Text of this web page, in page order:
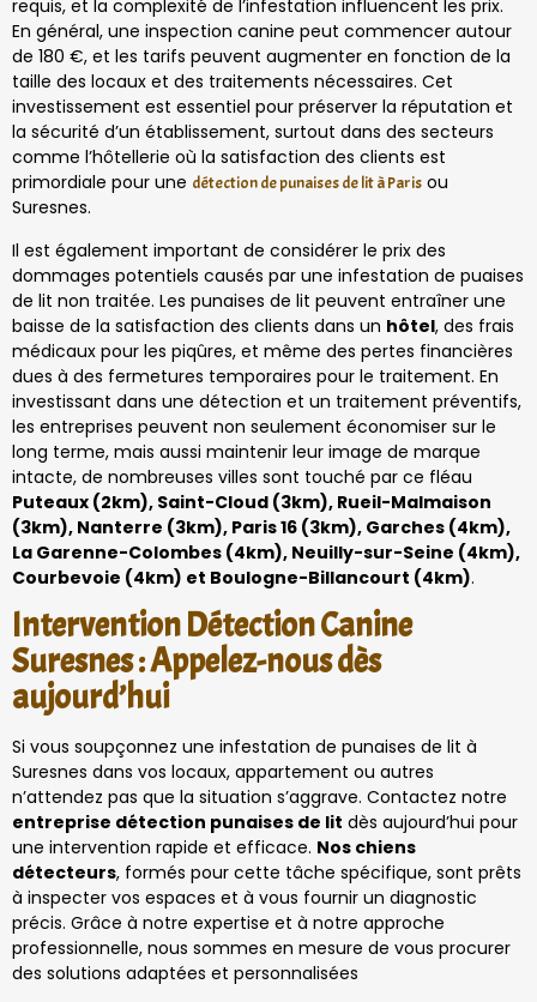
requis, et la complexité de l’infestation influencent les prix.
En général, une inspection canine peut commencer autour
de 180 €, et les tarifs peuvent augmenter en fonction de la
taille des locaux et des traitements nécessaires. Cet
investissement est essentiel pour préserver la réputation et
la sécurité d’un établissement, surtout dans des secteurs
comme l’hôtellerie où la satisfaction des clients est
primordiale pour une détection de punaises de lit à Paris ou
Suresnes.
Il est également important de considérer le prix des
dommages potentiels causés par une infestation de puaises
de lit non traitée. Les punaises de lit peuvent entraîner une
baisse de la satisfaction des clients dans un hôtel, des frais
médicaux pour les piqûres, et même des pertes financières
dues à des fermetures temporaires pour le traitement. En
investissant dans une détection et un traitement préventifs,
les entreprises peuvent non seulement économiser sur le
long terme, mais aussi maintenir leur image de marque
intacte, de nombreuses villes sont touché par ce fléau
Puteaux (2km), Saint-Cloud (3km), Rueil-Malmaison
(3km), Nanterre (3km), Paris 16 (3km), Garches (4km),
La Garenne-Colombes (4km), Neuilly-sur-Seine (4km),
Courbevoie (4km) et Boulogne-Billancourt (4km).
Intervention Détection Canine
Suresnes : Appelez-nous dès
aujourd’hui
Si vous soupçonnez une infestation de punaises de lit à
Suresnes dans vos locaux, appartement ou autres
n’attendez pas que la situation s’aggrave. Contactez notre
entreprise détection punaises de lit dès aujourd’hui pour
une intervention rapide et efficace. Nos chiens
détecteurs, formés pour cette tâche spécifique, sont prêts
à inspecter vos espaces et à vous fournir un diagnostic
précis. Grâce à notre expertise et à notre approche
professionnelle, nous sommes en mesure de vous procurer
des solutions adaptées et personnalisées